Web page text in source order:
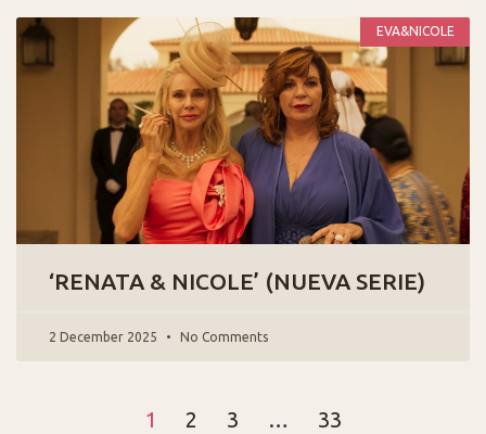
EVA&NICOLE
‘RENATA & NICOLE’ (NUEVA SERIE)
2 December 2025 No Comments
1 2 3 … 33